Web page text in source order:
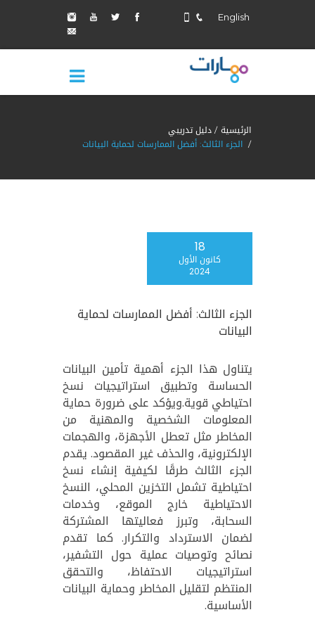
English
الرئيسية دليل تدريبي
الجزء الثالث: أفضل الممارسات لحماية البيانات
18
كانون الأول
2024
الجزء الثالث: أفضل الممارسات لحماية
البيانات
يتناول هذا الجزء أهمية تأمين البيانات
الحساسة وتطبيق استراتيجيات نسخ
احتياطي قوية.ويؤكد على ضرورة حماية
المعلومات الشخصية والمهنية من
المخاطر مثل تعطل الأجهزة، والهجمات
الإلكترونية، والحذف غير المقصود. يقدم
الجزء الثالث طرقًا لكيفية إنشاء نسخ
احتياطية تشمل التخزين المحلي، النسخ
الاحتياطية خارج الموقع، وخدمات
السحابة، وتبرز فعاليتها المشتركة
لضمان الاسترداد والتكرار. كما تقدم
نصائح وتوصيات عملية حول التشفير،
استراتيجيات الاحتفاظ، والتحقق
المنتظم لتقليل المخاطر وحماية البيانات
الأساسية.